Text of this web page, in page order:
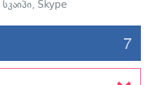
სკაიპი, Skype
7